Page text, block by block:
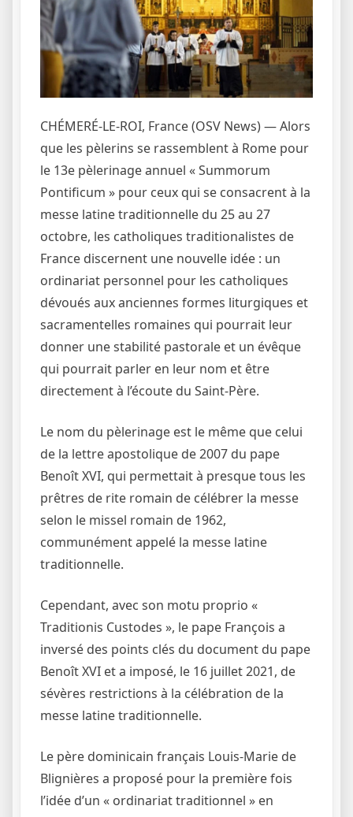
CHÉMERÉ-LE-ROI, France (OSV News) — Alors
que les pèlerins se rassemblent à Rome pour
le 13e pèlerinage annuel « Summorum
Pontificum » pour ceux qui se consacrent à la
messe latine traditionnelle du 25 au 27
octobre, les catholiques traditionalistes de
France discernent une nouvelle idée : un
ordinariat personnel pour les catholiques
dévoués aux anciennes formes liturgiques et
sacramentelles romaines qui pourrait leur
donner une stabilité pastorale et un évêque
qui pourrait parler en leur nom et être
directement à l’écoute du Saint-Père.
Le nom du pèlerinage est le même que celui
de la lettre apostolique de 2007 du pape
Benoît XVI, qui permettait à presque tous les
prêtres de rite romain de célébrer la messe
selon le missel romain de 1962,
communément appelé la messe latine
traditionnelle.
Cependant, avec son motu proprio «
Traditionis Custodes », le pape François a
inversé des points clés du document du pape
Benoît XVI et a imposé, le 16 juillet 2021, de
sévères restrictions à la célébration de la
messe latine traditionnelle.
Le père dominicain français Louis-Marie de
Blignières a proposé pour la première fois
l’idée d’un « ordinariat traditionnel » en